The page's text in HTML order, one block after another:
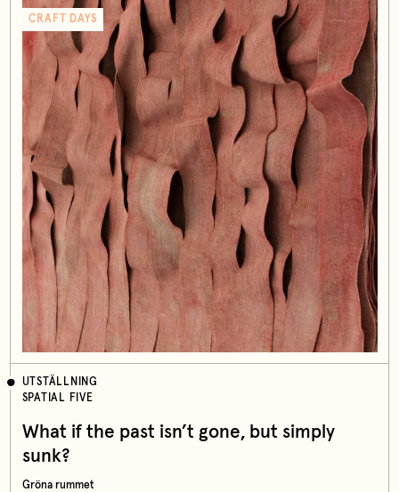
CRAFT DAYS
UTSTÄLLNING
SPATIAL FIVE
What if the past isn’t gone, but simply
sunk?
Gröna rummet